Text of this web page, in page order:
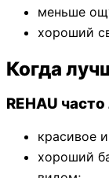
меньше
хороший
Когда
REHAU
красивое
хороший